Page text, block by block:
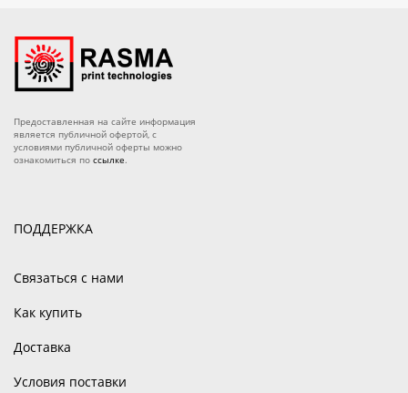
Предоставленная на сайте информация
является публичной офертой, с
условиями публичной оферты можно
ознакомиться по ссылке.
ПОДДЕРЖКА
Связаться с нами
Как купить
Доставка
Условия поставки